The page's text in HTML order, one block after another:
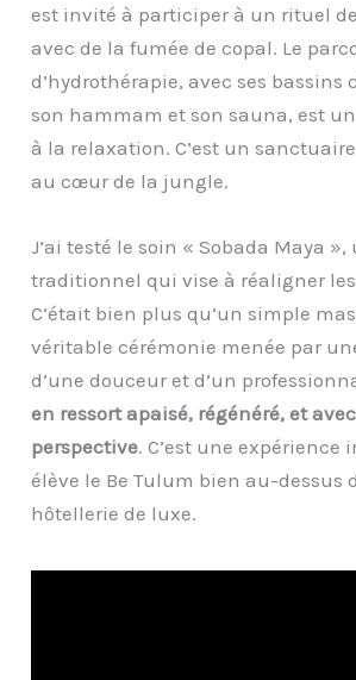
est invité à participer à un rituel
avec de la fumée de copal. Le
d’hydrothérapie, avec ses bassins
son hammam et son sauna, est
à la relaxation. C’est un
au cœur de la jungle.
J’ai testé le soin « Sobada Maya
traditionnel qui vise à réaligner
C’était bien plus qu’un simple
véritable cérémonie menée par
d’une douceur et d’un
en ressort apaisé, régénéré, et
perspective. C’est une
élève le Be Tulum bien au-dessus
hôtellerie de luxe.